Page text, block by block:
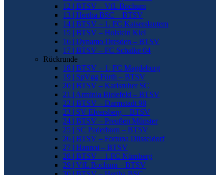
12 | BTSV – VfL Bochum
13 | Hertha BSC – BTSV
14 | BTSV – 1. FC Kaiserslautern
15 | BTSV – Holstein Kiel
16 | Dynamo Dresden – BTSV
17 | BTSV – FC Schalke 04
Rückrunde
18 | BTSV – 1. FC Magdeburg
19 | SpVgg Fürth – BTSV
20 | BTSV – Karlsruher SC
21 | Arminia Bielefeld – BTSV
22 | BTSV – Darmstadt 98
23 | SV Elversberg – BTSV
24 | BTSV – Preußen Münster
25 | SC Paderborn – BTSV
26 | BTSV – Fortuna Düsseldorf
27 | Hannoi – BTSV
28 | BTSV – 1.FC Nürnberg
29 | VfL Bochum – BTSV